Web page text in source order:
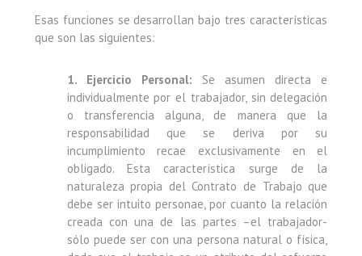
Esas funciones se desarrollan bajo tres características
que son las siguientes:
1. Ejercicio Personal: Se asumen directa e
individualmente por el trabajador, sin delegación
o transferencia alguna, de manera que la
responsabilidad que se deriva por su
incumplimiento recae exclusivamente en el
obligado. Esta característica surge de la
naturaleza propia del Contrato de Trabajo que
debe ser intuito personae, por cuanto la relación
creada con una de las partes –el trabajador-
sólo puede ser con una persona natural o física,